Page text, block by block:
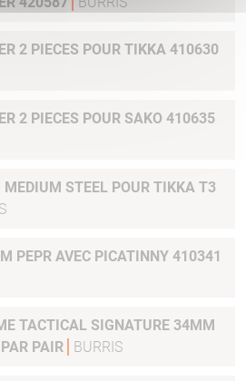
2 PIECES POUR TIKKA 410630
2 PIECES POUR SAKO 410635
POUR TIKKA T3
PEPR AVEC PICATINNY 410341
TACTICAL SIGNATURE 34MM
PAIR
BURRIS